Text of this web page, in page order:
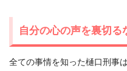
自分の心の声を裏切る
全ての事情を知った樋口刑事